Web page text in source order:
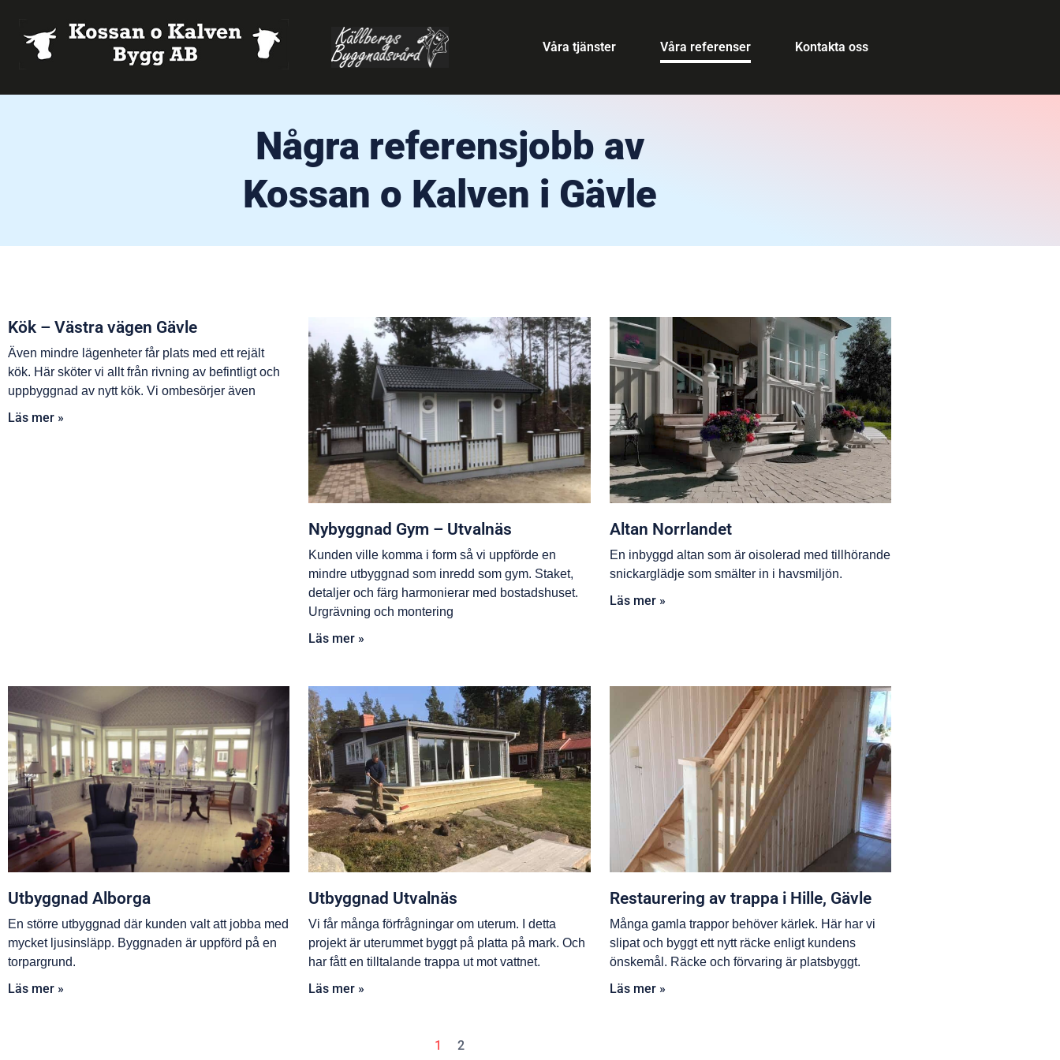
Våra tjänster Våra referenser Kontakta oss
Några referensjobb av
Kossan o Kalven i Gävle
Kök – Västra vägen Gävle
Även mindre lägenheter får plats med ett rejält
kök. Här sköter vi allt från rivning av befintligt och
uppbyggnad av nytt kök. Vi ombesörjer även
Läs mer »
Nybyggnad Gym – Utvalnäs
Kunden ville komma i form så vi uppförde en
mindre utbyggnad som inredd som gym. Staket,
detaljer och färg harmonierar med bostadshuset.
Urgrävning och montering
Läs mer »
Altan Norrlandet
En inbyggd altan som är oisolerad med tillhörande
snickarglädje som smälter in i havsmiljön.
Läs mer »
Utbyggnad Alborga
En större utbyggnad där kunden valt att jobba med
mycket ljusinsläpp. Byggnaden är uppförd på en
torpargrund.
Läs mer »
Utbyggnad Utvalnäs
Vi får många förfrågningar om uterum. I detta
projekt är uterummet byggt på platta på mark. Och
har fått en tilltalande trappa ut mot vattnet.
Läs mer »
Restaurering av trappa i Hille, Gävle
Många gamla trappor behöver kärlek. Här har vi
slipat och byggt ett nytt räcke enligt kundens
önskemål. Räcke och förvaring är platsbyggt.
Läs mer »
1 2